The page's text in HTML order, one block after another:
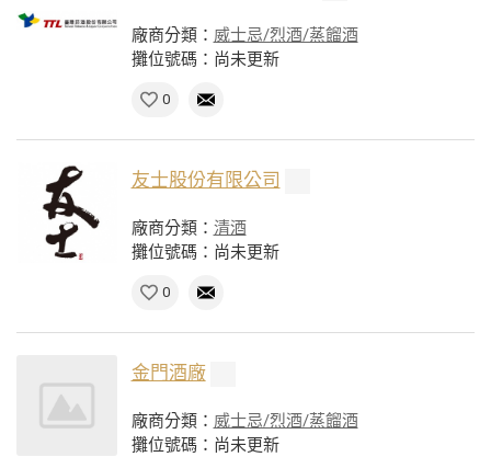
廠商分類： 威士忌/烈酒/蒸餾酒
攤位號碼：尚未更新
0
友士股份有限公司
廠商分類： 清酒
攤位號碼：尚未更新
0
金門酒廠
廠商分類： 威士忌/烈酒/蒸餾酒
攤位號碼：尚未更新